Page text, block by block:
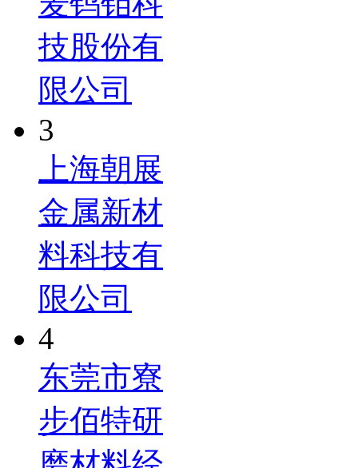
技股份有
限公司
3
上海朝展
金属新材
料科技有
限公司
4
东莞市寮
步佰特研